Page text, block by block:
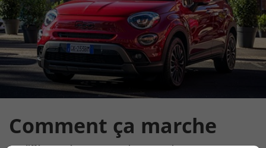
Comment ça marche